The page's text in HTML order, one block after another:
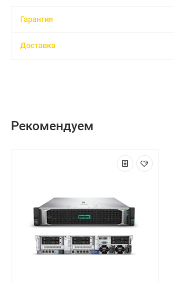
Гарантия
Доставка
Рекомендуем